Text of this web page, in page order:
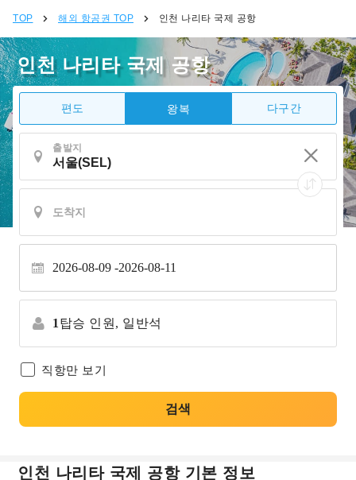
TOP 해외 항공권 TOP 인천 나리타 국제 공항
인천 나리타 국제 공항
편도 왕복 다구간
출발지
2026-08-09 2026-08-11
1 탑승 인원, 일반석
직항만 보기
검색
인천 나리타 국제 공항 기본 정보